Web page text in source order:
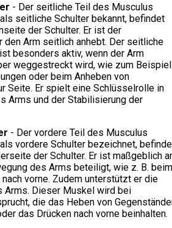
- Der seitliche Teil des Musculus
seitliche Schulter bekannt, befindet
der Schulter. Er ist der
den Arm seitlich anhebt. Der seitliche
besonders aktiv, wenn der Arm
weggestreckt wird, wie zum Beispiel
oder beim Anheben von
Seite. Er spielt eine Schlüsselrolle in
Arms und der Stabilisierung der
- Der vordere Teil des Musculus
vordere Schulter bezeichnet,
der Schulter. Er ist maßgeblich
des Arms beteiligt, wie z. B. beim
vorne. Zudem unterstützt er die
Arms. Dieser Muskel wird bei
die das Heben von
das Drücken nach vorne beinhalten.